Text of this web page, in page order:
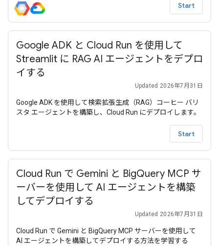
Start
Google ADK と Cloud Run を使用して
Streamlit に RAG AI エージェントをデプロ
イする
Updated 2026年7月31日
Google ADK を使用して検索拡張生成（RAG）コーヒー バリ
スタ エージェントを構築し、Cloud Run にデプロイします。
Start
Cloud Run で Gemini と BigQuery MCP サ
ーバーを使用して AI エージェントを構築
してデプロイする
Updated 2026年7月31日
Cloud Run で Gemini と BigQuery MCP サーバーを使用して
AI エージェントを構築してデプロイする方法を学習する